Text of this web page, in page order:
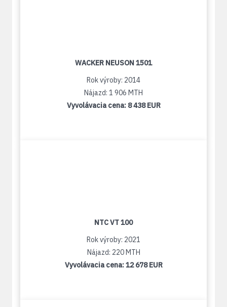
WACKER NEUSON 1501
Rok výroby: 2014
Nájazd: 1 906 MTH
Vyvolávacia cena: 8 438 EUR
NTC VT 100
Rok výroby: 2021
Nájazd: 220 MTH
Vyvolávacia cena:12 678 EUR